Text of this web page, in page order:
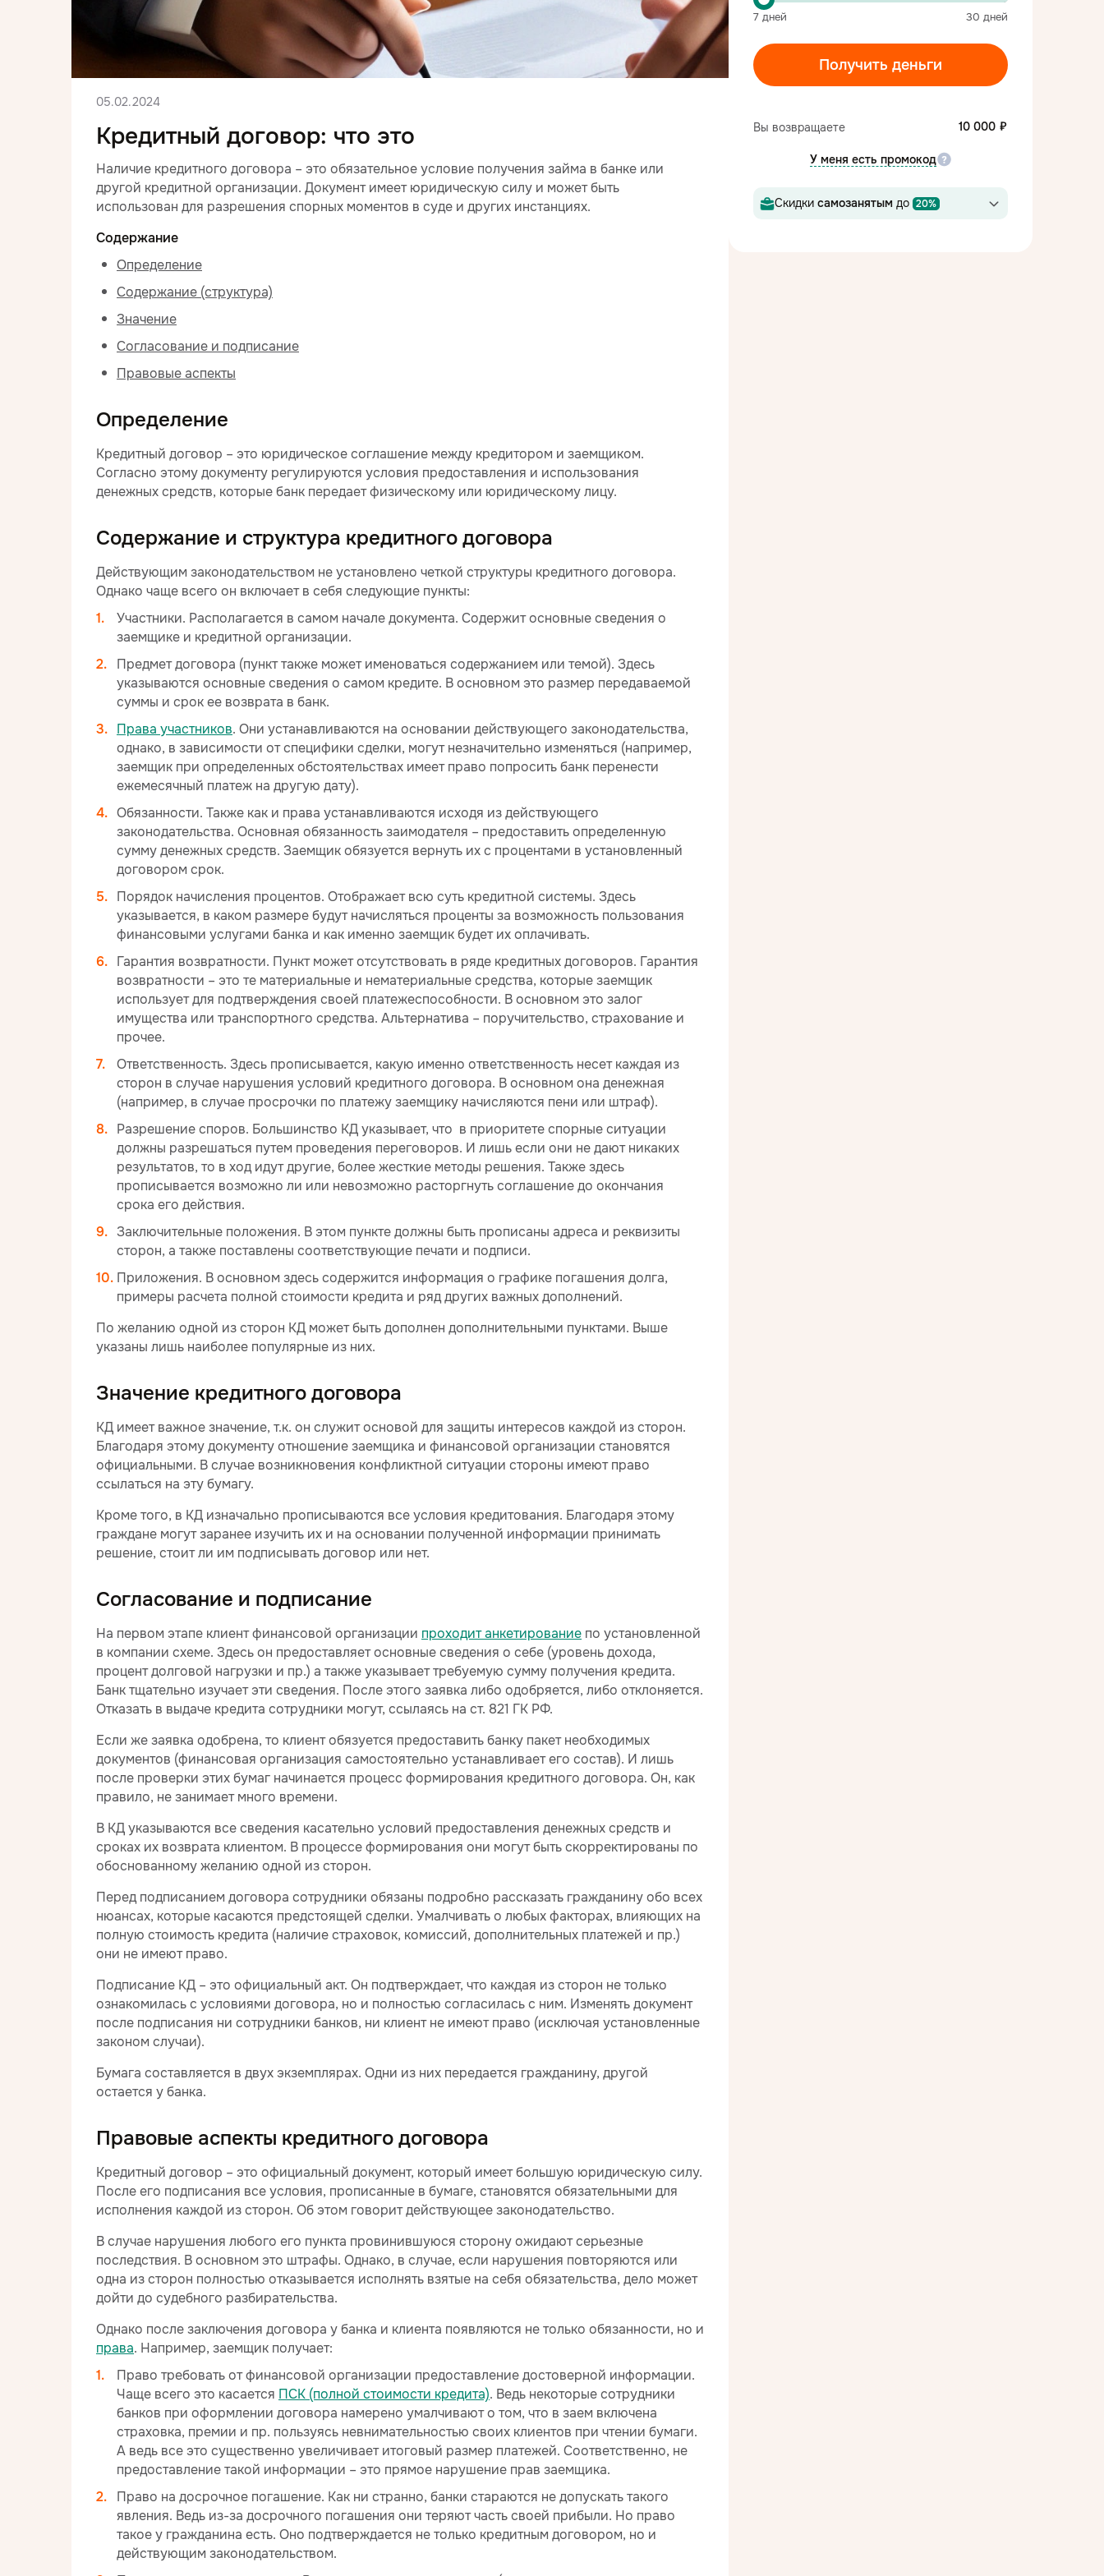
05.02.2024
Кредитный договор: что это
Наличие кредитного договора – это обязательное условие получения займа в банке или
другой кредитной организации. Документ имеет юридическую силу и может быть
использован для разрешения спорных моментов в суде и других инстанциях.
Содержание
Определение
Содержание (структура)
Значение
Согласование и подписание
Правовые аспекты
Определение
Кредитный договор – это юридическое соглашение между кредитором и заемщиком.
Согласно этому документу регулируются условия предоставления и использования
денежных средств, которые банк передает физическому или юридическому лицу.
Содержание и структура кредитного договора
Действующим законодательством не установлено четкой структуры кредитного договора.
Однако чаще всего он включает в себя следующие пункты:
Участники. Располагается в самом начале документа. Содержит основные сведения о
заемщике и кредитной организации.
Предмет договора (пункт также может именоваться содержанием или темой). Здесь
указываются основные сведения о самом кредите. В основном это размер передаваемой
суммы и срок ее возврата в банк.
Права участников. Они устанавливаются на основании действующего законодательства,
однако, в зависимости от специфики сделки, могут незначительно изменяться (например,
заемщик при определенных обстоятельствах имеет право попросить банк перенести
ежемесячный платеж на другую дату).
Обязанности. Также как и права устанавливаются исходя из действующего
законодательства. Основная обязанность заимодателя – предоставить определенную
сумму денежных средств. Заемщик обязуется вернуть их с процентами в установленный
договором срок.
Порядок начисления процентов. Отображает всю суть кредитной системы. Здесь
указывается, в каком размере будут начисляться проценты за возможность пользования
финансовыми услугами банка и как именно заемщик будет их оплачивать.
Гарантия возвратности. Пункт может отсутствовать в ряде кредитных договоров. Гарантия
возвратности – это те материальные и нематериальные средства, которые заемщик
использует для подтверждения своей платежеспособности. В основном это залог
имущества или транспортного средства. Альтернатива – поручительство, страхование и
прочее.
Ответственность. Здесь прописывается, какую именно ответственность несет каждая из
сторон в случае нарушения условий кредитного договора. В основном она денежная
(например, в случае просрочки по платежу заемщику начисляются пени или штраф).
Разрешение споров. Большинство КД указывает, что в приоритете спорные ситуации
должны разрешаться путем проведения переговоров. И лишь если они не дают никаких
результатов, то в ход идут другие, более жесткие методы решения. Также здесь
прописывается возможно ли или невозможно расторгнуть соглашение до окончания
срока его действия.
Заключительные положения. В этом пункте должны быть прописаны адреса и реквизиты
сторон, а также поставлены соответствующие печати и подписи.
Приложения. В основном здесь содержится информация о графике погашения долга,
примеры расчета полной стоимости кредита и ряд других важных дополнений.
По желанию одной из сторон КД может быть дополнен дополнительными пунктами. Выше
указаны лишь наиболее популярные из них.
Значение кредитного договора
КД имеет важное значение, т.к. он служит основой для защиты интересов каждой из сторон.
Благодаря этому документу отношение заемщика и финансовой организации становятся
официальными. В случае возникновения конфликтной ситуации стороны имеют право
ссылаться на эту бумагу.
Кроме того, в КД изначально прописываются все условия кредитования. Благодаря этому
граждане могут заранее изучить их и на основании полученной информации принимать
решение, стоит ли им подписывать договор или нет.
Согласование и подписание
На первом этапе клиент финансовой организации проходит анкетирование по установленной
в компании схеме. Здесь он предоставляет основные сведения о себе (уровень дохода,
процент долговой нагрузки и пр.) а также указывает требуемую сумму получения кредита.
Банк тщательно изучает эти сведения. После этого заявка либо одобряется, либо отклоняется.
Отказать в выдаче кредита сотрудники могут, ссылаясь на ст. 821 ГК РФ.
Если же заявка одобрена, то клиент обязуется предоставить банку пакет необходимых
документов (финансовая организация самостоятельно устанавливает его состав). И лишь
после проверки этих бумаг начинается процесс формирования кредитного договора. Он, как
правило, не занимает много времени.
В КД указываются все сведения касательно условий предоставления денежных средств и
сроках их возврата клиентом. В процессе формирования они могут быть скорректированы по
обоснованному желанию одной из сторон.
Перед подписанием договора сотрудники обязаны подробно рассказать гражданину обо всех
нюансах, которые касаются предстоящей сделки. Умалчивать о любых факторах, влияющих на
полную стоимость кредита (наличие страховок, комиссий, дополнительных платежей и пр.)
они не имеют право.
Подписание КД – это официальный акт. Он подтверждает, что каждая из сторон не только
ознакомилась с условиями договора, но и полностью согласилась с ним. Изменять документ
после подписания ни сотрудники банков, ни клиент не имеют право (исключая установленные
законом случаи).
Бумага составляется в двух экземплярах. Одни из них передается гражданину, другой
остается у банка.
Правовые аспекты кредитного договора
Кредитный договор – это официальный документ, который имеет большую юридическую силу.
После его подписания все условия, прописанные в бумаге, становятся обязательными для
исполнения каждой из сторон. Об этом говорит действующее законодательство.
В случае нарушения любого его пункта провинившуюся сторону ожидают серьезные
последствия. В основном это штрафы. Однако, в случае, если нарушения повторяются или
одна из сторон полностью отказывается исполнять взятые на себя обязательства, дело может
дойти до судебного разбирательства.
Однако после заключения договора у банка и клиента появляются не только обязанности, но и
права. Например, заемщик получает:
Право требовать от финансовой организации предоставление достоверной информации.
Чаще всего это касается ПСК (полной стоимости кредита). Ведь некоторые сотрудники
банков при оформлении договора намерено умалчивают о том, что в заем включена
страховка, премии и пр. пользуясь невнимательностью своих клиентов при чтении бумаги.
А ведь все это существенно увеличивает итоговый размер платежей. Соответственно, не
предоставление такой информации – это прямое нарушение прав заемщика.
Право на досрочное погашение. Как ни странно, банки стараются не допускать такого
явления. Ведь из-за досрочного погашения они теряют часть своей прибыли. Но право
такое у гражданина есть. Оно подтверждается не только кредитным договором, но и
действующим законодательством.
7 дней 30 дней
Получить деньги
Вы возвращаете 10 000
У меня есть промокод
Скидки самозанятым до 20%